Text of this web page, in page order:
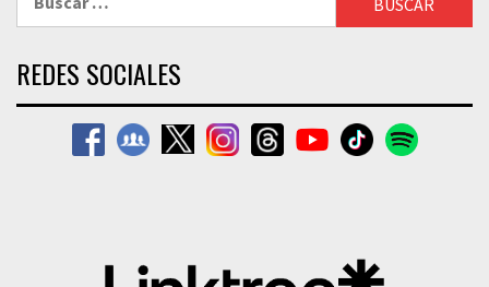
REDES SOCIALES